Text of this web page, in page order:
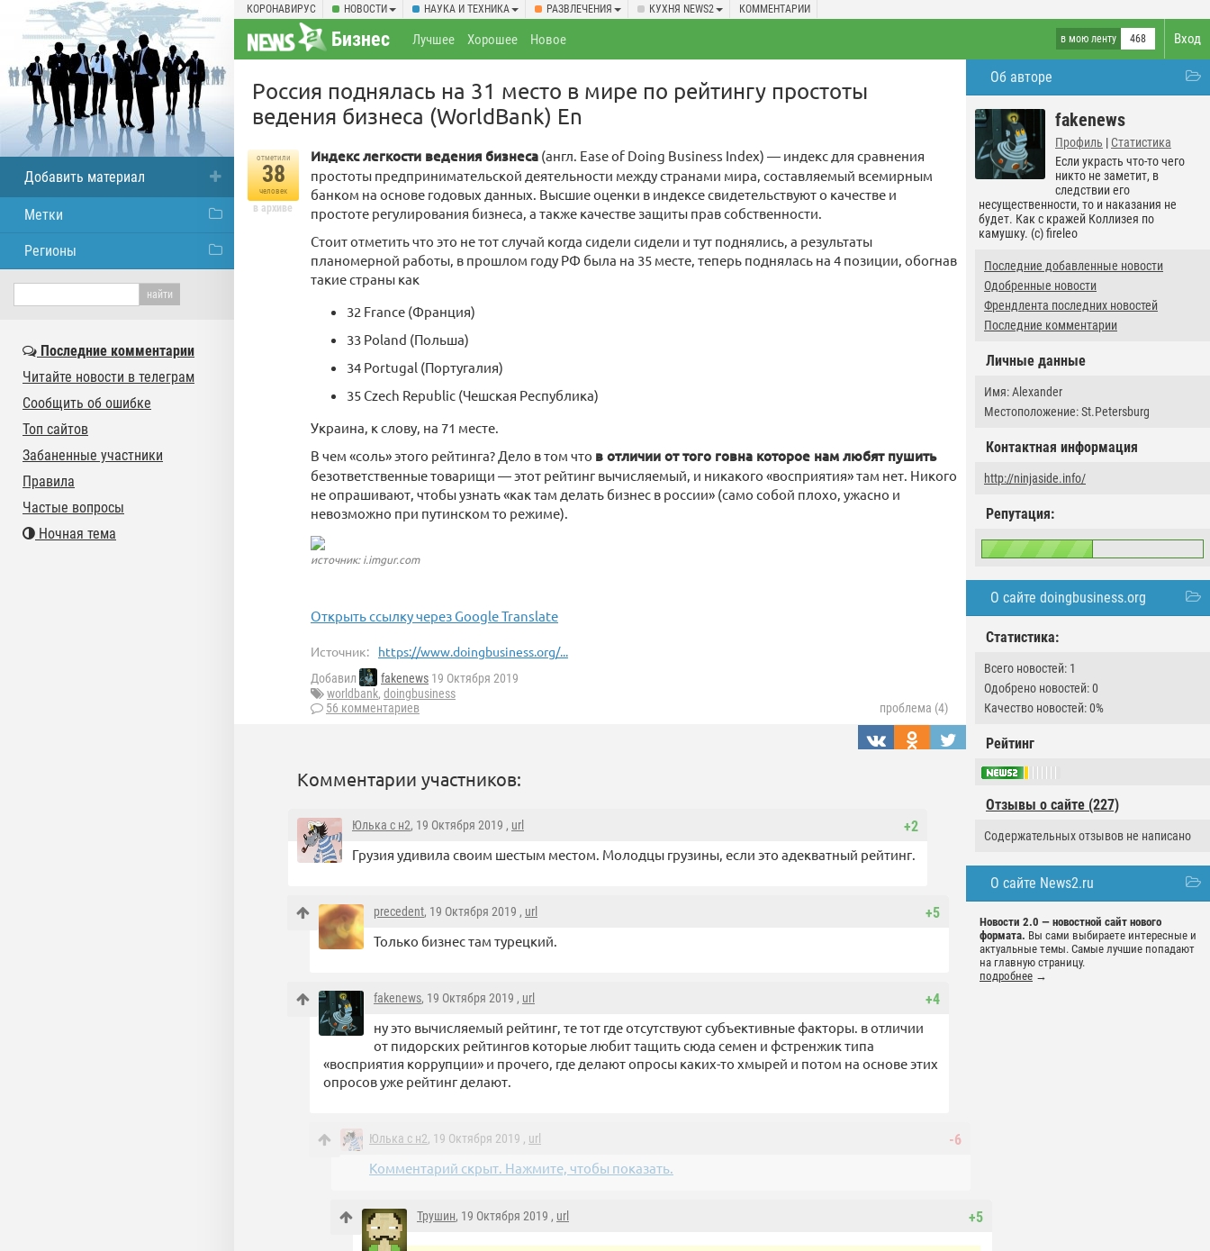
КОРОНАВИРУС НОВОСТИ НАУКА И ТЕХНИКА РАЗВЛЕЧЕНИЯ КУХНЯ NEWS2 КОММЕНТАРИИ
Вход
Бизнес в мою ленту 468
Лучшее Хорошее Новое
Об авторе
fakenews
Профиль | Статистика
Если украсть что-то чего
никто не заметит, в
следствии его
несущественности, то и наказания не
будет. Как с кражей Коллизея по
камушку. (c) fireleo
Последние добавленные новости
Одобренные новости
Френдлента последних новостей
Последние комментарии
Личные данные
Имя: Alexander
Местоположение: St.Petersburg
Контактная информация
http://ninjaside.info/
Репутация:
О сайте doingbusiness.org
Статистика:
Всего новостей: 1
Одобрено новостей: 0
Качество новостей: 0%
Рейтинг
Отзывы о сайте (227)
Содержательных отзывов не написано
О сайте News2.ru
Новости 2.0 — новостной сайт нового
формата. Вы сами выбираете интересные и
актуальные темы. Самые лучшие попадают
на главную страницу.
подробнее →
Россия поднялась на 31 место в мире по рейтингу простоты
ведения бизнеса (WorldBank) En
отметили
38
человек
в архиве
Индекс легкости ведения бизнеса (англ. Ease of Doing Business Index) — индекс для сравнения
простоты предпринимательской деятельности между странами мира, составляемый всемирным
банком на основе годовых данных. Высшие оценки в индексе свидетельствуют о качестве и
простоте регулирования бизнеса, а также качестве защиты прав собственности.
Стоит отметить что это не тот случай когда сидели сидели и тут поднялись, а результаты
планомерной работы, в прошлом году РФ была на 35 месте, теперь поднялась на 4 позиции, обогнав
такие страны как
32 France (Франция)
33 Poland (Польша)
34 Portugal (Португалия)
35 Czech Republic (Чешская Республика)
Украина, к слову, на 71 месте.
В чем «соль» этого рейтинга? Дело в том что в отличии от того говна которое нам любят пушить
безответственные товарищи — этот рейтинг вычисляемый, и никакого «восприятия» там нет. Никого
не опрашивают, чтобы узнать «как там делать бизнес в россии» (само собой плохо, ужасно и
невозможно при путинском то режиме).
источник: i.imgur.com
Открыть ссылку через Google Translate
Источник: https://www.doingbusiness.org/...
Добавил fakenews 19 Октября 2019
worldbank, doingbusiness
56 комментариев
проблема (4)
Комментарии участников:
+2
Юлька с н2, 19 Октября 2019 , url
Грузия удивила своим шестым местом. Молодцы грузины, если это адекватный рейтинг.
+5
precedent, 19 Октября 2019 , url
Только бизнес там турецкий.
+4
fakenews, 19 Октября 2019 , url
ну это вычисляемый рейтинг, те тот где отсутствуют субъективные факторы. в отличии
от пидорских рейтингов которые любит тащить сюда семен и фстренжик типа
«восприятия коррупции» и прочего, где делают опросы каких-то хмырей и потом на основе этих
опросов уже рейтинг делают.
-6
Юлька с н2, 19 Октября 2019 , url
Комментарий скрыт. Нажмите, чтобы показать.
+5
Трушин, 19 Октября 2019 , url
Добавить материал
Метки
Регионы
Последние комментарии
Читайте новости в телеграм
Сообщить об ошибке
Топ сайтов
Забаненные участники
Правила
Частые вопросы
Ночная тема